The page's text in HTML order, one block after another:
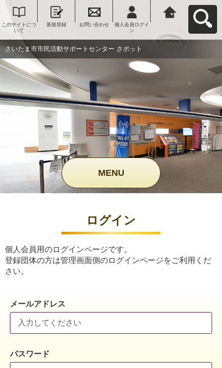
このサイトにつ
いて
新規登録 お問い合わせ
個人会員ログイ
ン
ンター さポット
へ戻る
さいたま市市民活動サポートセンター さポット
MENU
ログイン
個人会員用のログインページです。
登録団体の方は管理画面側のログインページをご利用くだ
さい。
メールアドレス
パスワード